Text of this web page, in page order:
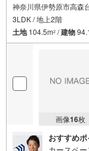
神奈川県伊勢原市高森
3LDK / 地上2階
土地104.5m2 /建物
画像16枚
おすすめポ